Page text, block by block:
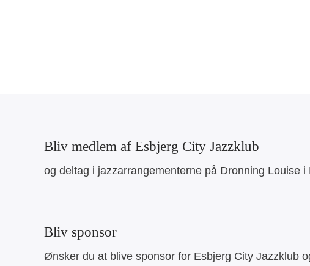
Bliv medlem af Esbjerg City Jazzklub
og deltag i jazzarrangementerne på Dronning Louise i
Bliv sponsor
Ønsker du at blive sponsor for Esbjerg City Jazzklub